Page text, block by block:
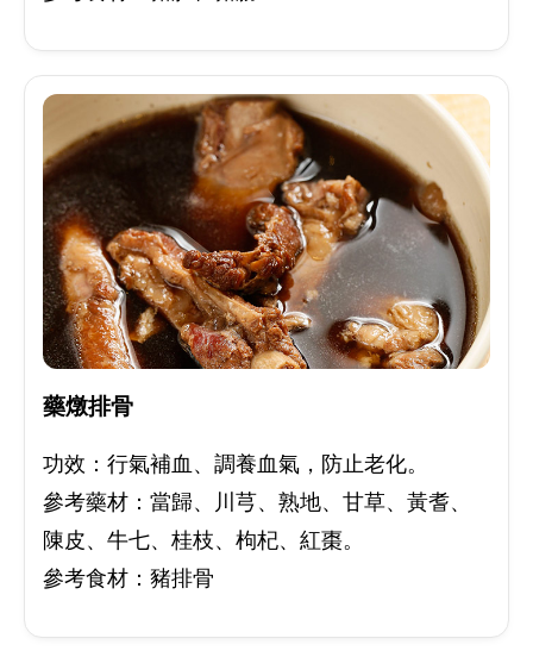
藥燉排骨
功效：行氣補血、調養血氣，防止老化。
參考藥材：當歸、川芎、熟地、甘草、黃耆、
陳皮、牛七、桂枝、枸杞、紅棗。
參考食材：豬排骨